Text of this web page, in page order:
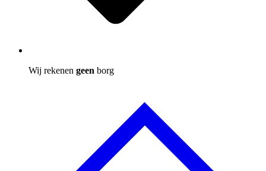
Wij rekenen geen borg